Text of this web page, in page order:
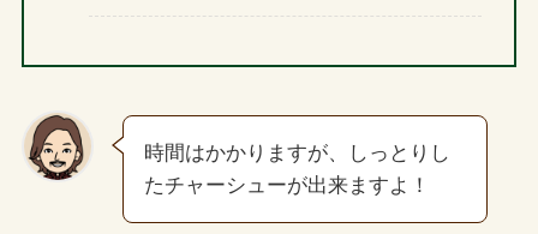
時間はかかりますが、しっとりし
たチャーシューが出来ますよ！